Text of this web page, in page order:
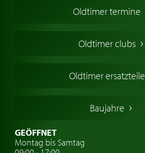
Oldtimers in Europa
Englische Oldtimer
Deutsche Oldtimer
Schwedische Oldtimer
Oldtimer mit h-kennzeichen
Auto Oldtimer Markt
Oldtimer termine
Oldtimer clubs
Oldtimer ersatzteile
Baujahre
GEÖFFNET
Montag bis Samtag